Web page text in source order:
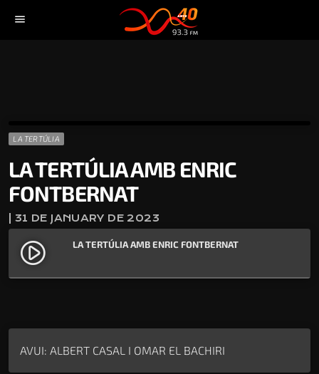
menu
LA TERTÚLIA
LA TERTÚLIA AMB ENRIC
FONTBERNAT
| 31 DE JANUARY DE 2023
play_circle_filled LA TERTÚLIA AMB ENRIC FONTBERNAT
AVUI: ALBERT CASAL I OMAR EL BACHIRI